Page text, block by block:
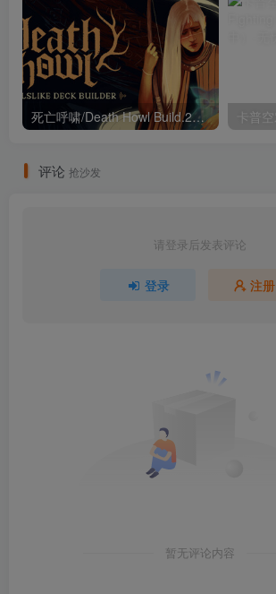
死亡呼啸/Death Howl Build.21207236（官中）
评论 抢沙发
请登录后发表评论
登录 注册
暂无评论内容